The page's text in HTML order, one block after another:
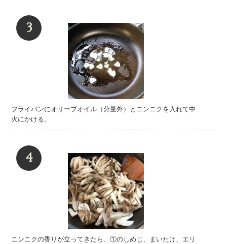
フライパンにオリーブオイル（分量外）とニンニクを入れて中
火にかける。
ニンニクの香りが立ってきたら、①のしめじ、まいたけ、エリ